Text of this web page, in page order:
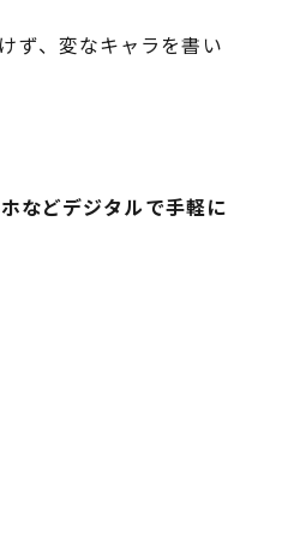
ず、変なキャラを書い
などデジタルで手軽に